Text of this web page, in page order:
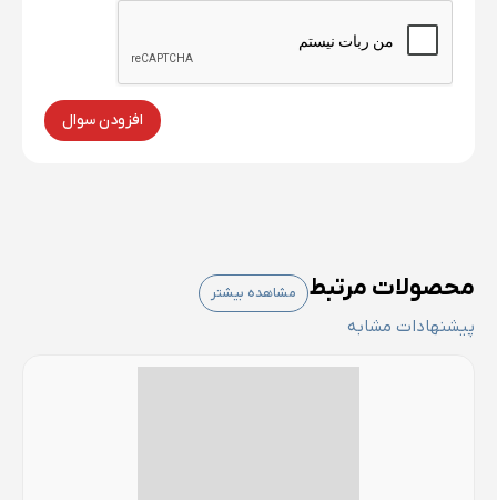
افزودن سوال
محصولات مرتبط
پیشنهادات مشابه
مشاهده بیشتر